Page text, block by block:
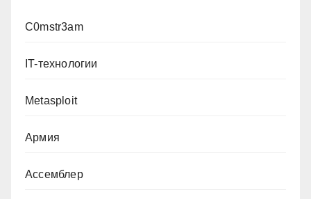
C0mstr3am
IT-технологии
Metasploit
Армия
Ассемблер